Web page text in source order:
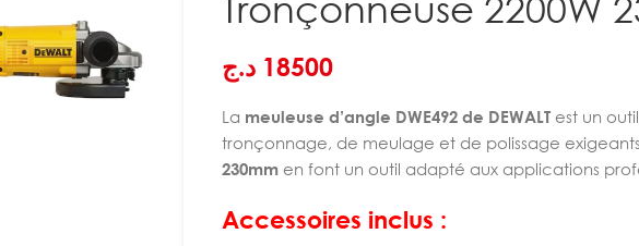
18500 د.ج
La meuleuse d’angle DWE492 de DEWALT est un
tronçonnage, de meulage et de polissage
230mm en font un outil adapté aux applications
Accessoires inclus :